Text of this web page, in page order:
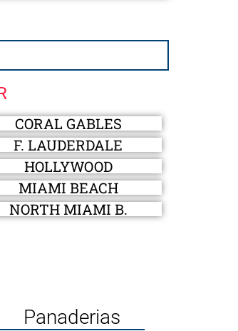
CORAL GABLES
F. LAUDERDALE
HOLLYWOOD
MIAMI BEACH
NORTH MIAMI B.
Panaderias